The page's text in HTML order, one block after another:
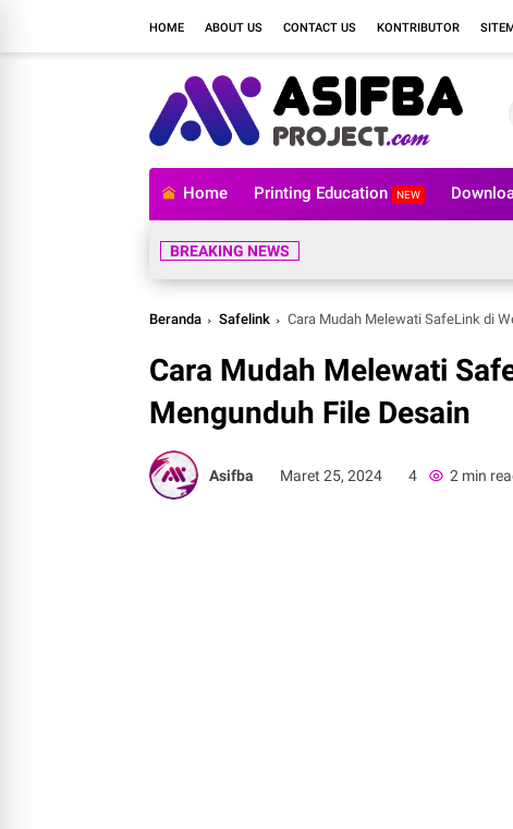
HOME ABOUT US CONTACT US KONTRIBUTOR
Home Printing Education NEW
BREAKING NEWS
Beranda Safelink Cara Mudah Melewati SafeLink di
Cara Mudah Melewati
Mengunduh File Desain
Asifba Maret 25, 2024 4 2 min